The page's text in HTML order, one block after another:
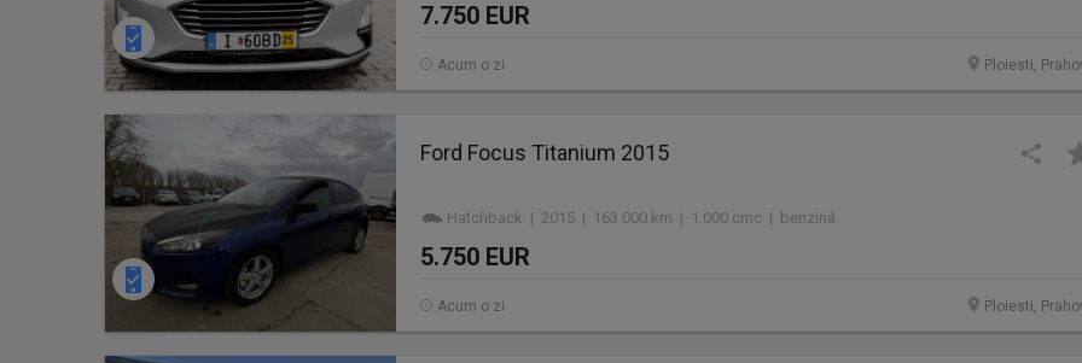
7.750 EUR
Ploiesti,
Acum o zi
Ford Focus Titanium 2015
Hatchback | 2015 | 163.000 km | 1.000 cmc | benzină
5.750 EUR
Ploiesti,
Acum o zi